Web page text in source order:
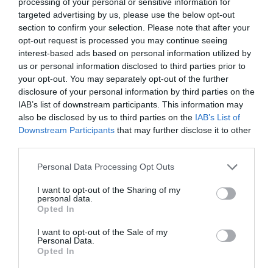
targeted advertising by us, please use the below opt-out
section to confirm your selection. Please note that after your
opt-out request is processed you may continue seeing
interest-based ads based on personal information utilized by
us or personal information disclosed to third parties prior to
your opt-out. You may separately opt-out of the further
disclosure of your personal information by third parties on the
IAB’s list of downstream participants. This information may
also be disclosed by us to third parties on the IAB’s List of
Downstream Participants that may further disclose it to other
Personal Data Processing Opt Outs
I want to opt-out of the Sharing of my
personal data.
Opted In
I want to opt-out of the Sale of my
Personal Data.
Opted In
„Pe 11 aprilie, la ora 6:20, intrarea în Ambasada Rusiei
în Italia a fost atacată cu vopsea.
Poliția a sosit la fața locului. Făptuitorul a fost oprit.
În legătură cu incidentul, a fost trimisă o notă verbală
Ministerului Afacerilor Externe al Republicii Italiene
cu solicitarea de a întări măsurile de securitate ale
misiunii și de a efectua o anchetă obiectivă asupra